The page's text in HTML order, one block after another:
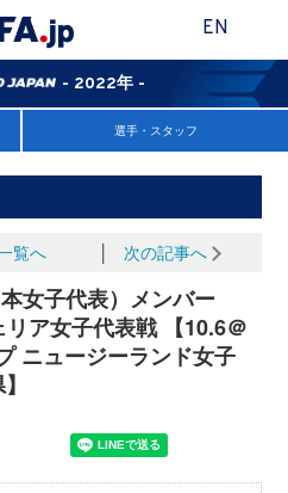
EN
- 2022年 -
選手・スタッフ
覧へ 次の記事へ
女子代表）メンバー
ア女子代表戦 【10.6＠
ニュージーランド女子